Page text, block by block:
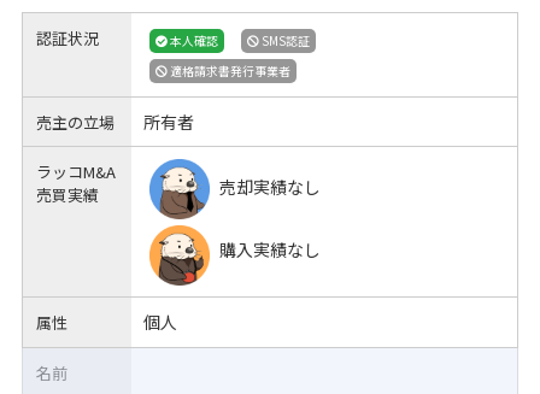
認証状況 本人確認
SMS認証
適格請求書発行事業者
売主の立場 所有者
ラッコM&A
売買実績
売却実績なし
購入実績なし
属性 個人
名前